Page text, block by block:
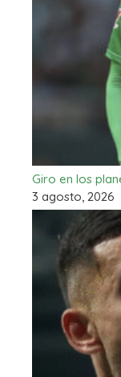
Giro en los
3 agosto, 2026